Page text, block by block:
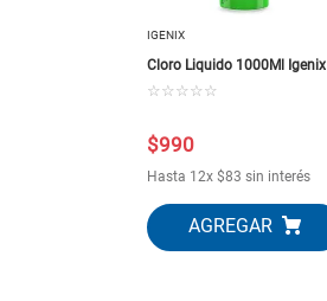
IGENIX
Cloro Liquido 1000Ml Igenix
☆ ☆ ☆ ☆ ☆
$990
Hasta 12x$83 sin interés